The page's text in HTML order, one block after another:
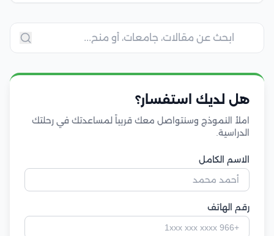
هل لديك استفسار؟
املأ النموذج وسنتواصل معك قريباً لمساعدتك في رحلتك
الدراسية.
الاسم الكامل
رقم الهاتف